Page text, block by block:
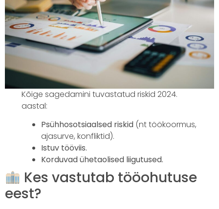
Kõige sagedamini tuvastatud riskid 2024.
aastal:
Psühhosotsiaalsed riskid (nt töökoormus,
ajasurve, konfliktid).
Istuv tööviis.
Korduvad ühetaolised liigutused.
Kes vastutab tööohutuse
eest?